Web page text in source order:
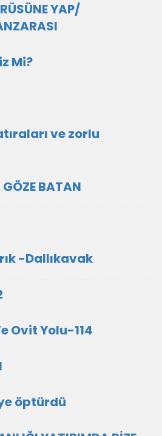
YAP/
Mi?
ve zorlu
BATAN
-Dallıkavak
Ovit Yolu-114
öptürdü